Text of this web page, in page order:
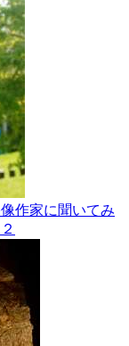
作家に聞いてみ